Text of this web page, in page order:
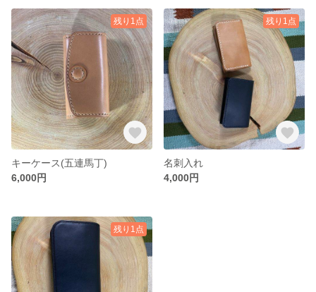
残り1点
キーケース(五連馬丁)
6,000円
残り1点
名刺入れ
4,000円
残り1点